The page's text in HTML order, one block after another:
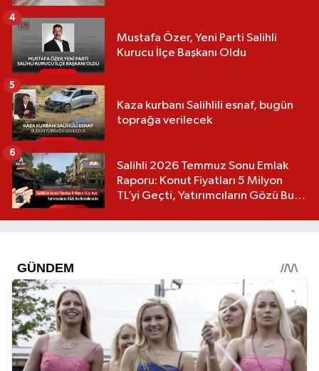
Mustafa Özer, Yeni Parti Salihli
Kurucu İlçe Başkanı Oldu
4
Kaza kurbanı Salihlili esnaf, bugün
toprağa verilecek
5
Salihli 2026 Temmuz Sonu Emlak
Raporu: Konut Fiyatları 5 Milyon
TL’yi Geçti, Yatırımcıların Gözü Bu
6